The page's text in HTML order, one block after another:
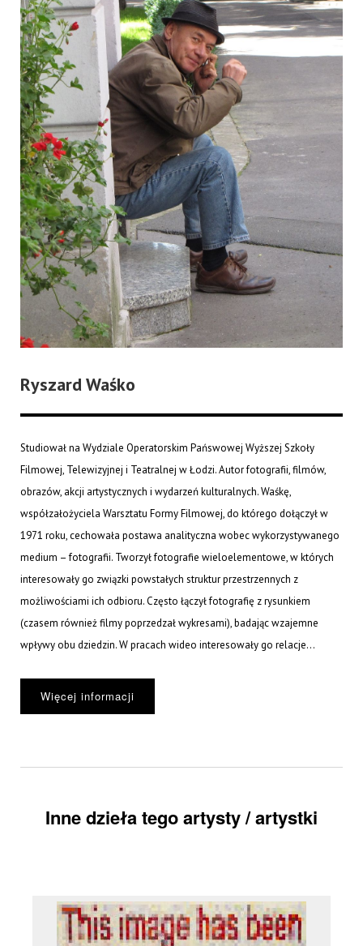
Ryszard Waśko
Studiował na Wydziale Operatorskim Pańswowej Wyższej Szkoły
Filmowej, Telewizyjnej i Teatralnej w Łodzi. Autor fotografii, filmów,
obrazów, akcji artystycznych i wydarzeń kulturalnych. Waśkę,
współzałożyciela Warsztatu Formy Filmowej, do którego dołączył w
1971 roku, cechowała postawa analityczna wobec wykorzystywanego
medium – fotografii. Tworzył fotografie wieloelementowe, w których
interesowały go związki powstałych struktur przestrzennych z
możliwościami ich odbioru. Często łączył fotografię z rysunkiem
(czasem również filmy poprzedzał wykresami), badając wzajemne
wpływy obu dziedzin. W pracach wideo interesowały go relacje...
Więcej informacji
Inne dzieła tego artysty / artystki